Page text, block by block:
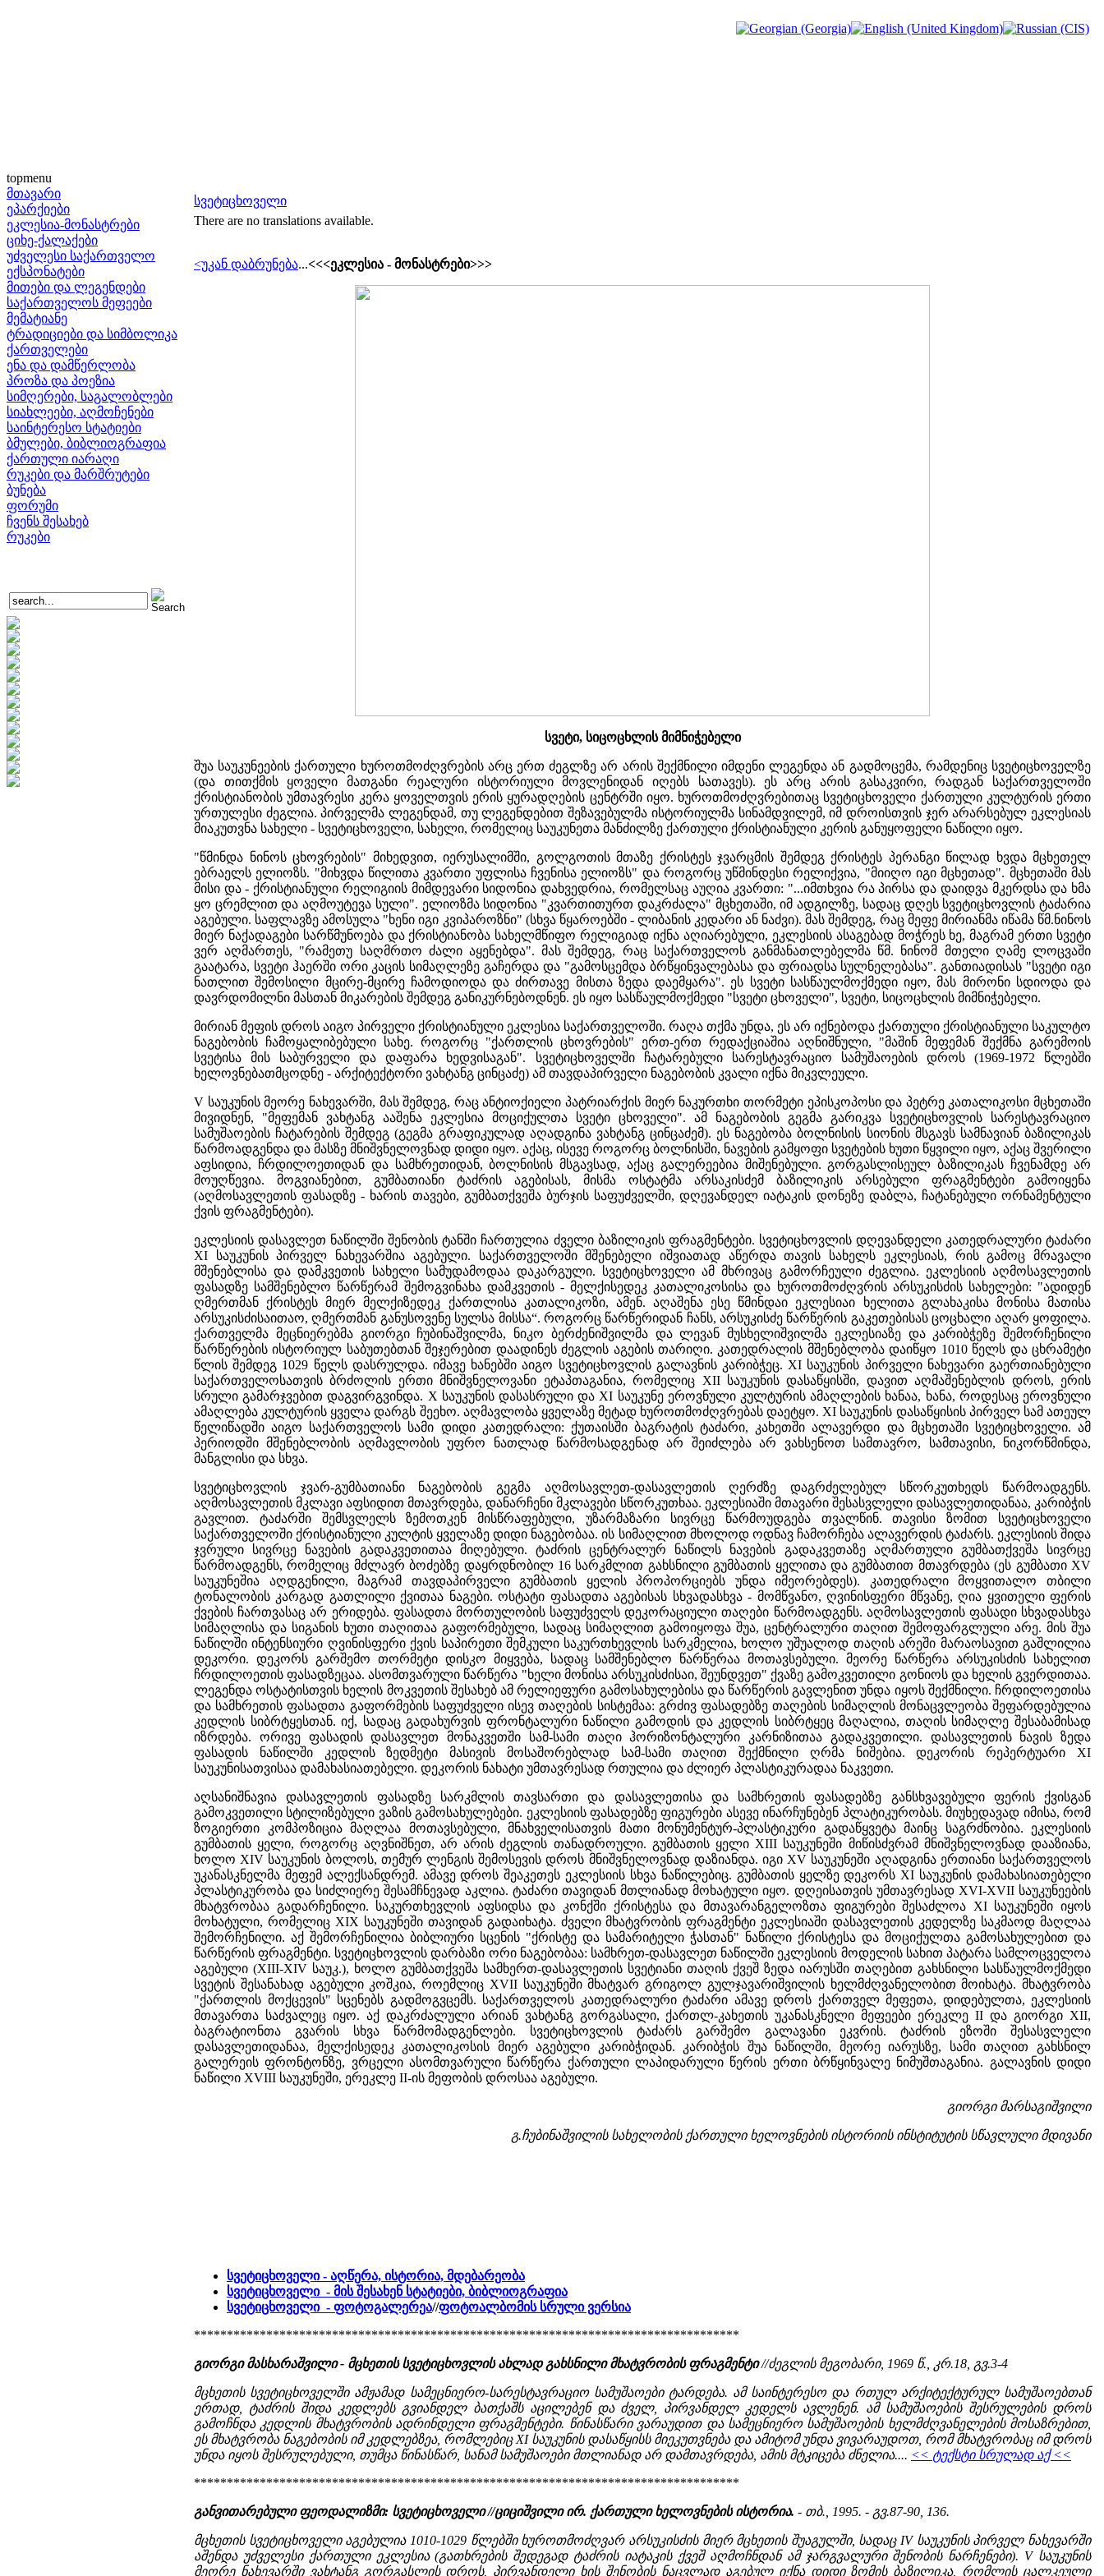
topmenu
მთავარი
ეპარქიები
ეკლესია-მონასტრები
ციხე-ქალაქები
უძველესი საქართველო
ექსპონატები
მითები და ლეგენდები
საქართველოს მეფეები
მემატიანე
ტრადიციები და სიმბოლიკა
ქართველები
ენა და დამწერლობა
პროზა და პოეზია
სიმღერები, საგალობლები
სიახლეები, აღმოჩენები
საინტერესო სტატიები
ბმულები, ბიბლიოგრაფია
ქართული იარაღი
რუკები და მარშრუტები
ბუნება
ფორუმი
ჩვენს შესახებ
რუკები
სვეტიცხოველი
There are no translations available.
<უკან დაბრუნება...<<<ეკლესია - მონასტრები>>>
სვეტი, სიცოცხლის მიმნიჭებელი
შუა საუკუნეების ქართული ხუროთმოძღვრების არც ერთ ძეგლზე არ არის შექმნილი იმდენი ლეგენდა ან გადმოცემა, რამდენიც სვეტიცხოველზე
(და თითქმის ყოველი მათგანი რეალური ისტორიული მოვლენიდან იღებს სათავეს). ეს არც არის გასაკვირი, რადგან საქართველოში
ქრისტიანობის უმთავრესი კერა ყოველთვის ერის ყურადღების ცენტრში იყო. ხუროთმოძღვრებითაც სვეტიცხოველი ქართული კულტურის ერთი
ურთულესი ძეგლია. პირველმა ლეგენდამ, თუ ლეგენდებით შეზავებულმა ისტორიულმა სინამდვილემ, იმ დროისთვის ჯერ არარსებულ ეკლესიას
მიაკუთვნა სახელი - სვეტიცხოველი, სახელი, რომელიც საუკუნეთა მანძილზე ქართული ქრისტიანული კერის განუყოფელი ნაწილი იყო.
"წმინდა ნინოს ცხოვრების" მიხედვით, იერუსალიმში, გოლგოთის მთაზე ქრისტეს ჯვარცმის შემდეგ ქრისტეს პერანგი წილად ხვდა მცხეთელ
ებრაელს ელიოზს. "მიხვდა წილითა კვართი უფლისა ჩვენისა ელიოზს" და როგორც უწმინდესი რელიქვია, "მიიღო იგი მცხეთად". მცხეთაში მას
მისი და - ქრისტიანული რელიგიის მიმდევარი სიდონია დახვედრია, რომელსაც აუღია კვართი: "...იმთხვია რა პირსა და დაიდვა მკერდსა და ხმა
ყო ცრემლით და აღმოუტევა სული". ელიოზმა სიდონია "კვართითურთ დაკრძალა" მცხეთაში, იმ ადგილზე, სადაც დღეს სვეტიცხოვლის ტაძარია
აგებული. საფლავზე ამოსულა "ხენი იგი კვიპაროზნი" (სხვა წყაროებში - ლიბანის კედარი ან ნაძვი). მას შემდეგ, რაც მეფე მირიანმა იწამა წმ.ნინოს
მიერ ნაქადაგები სარწმუნოება და ქრისტიანობა სახელმწიფო რელიგიად იქნა აღიარებული, ეკლესიის ასაგებად მოჭრეს ხე, მაგრამ ერთი სვეტი
ვერ აღმართეს, "რამეთუ საღმრთო ძალი აყენებდა". მას შემდეგ, რაც საქართველოს განმანათლებელმა წმ. ნინომ მთელი ღამე ლოცვაში
გაატარა, სვეტი ჰაერში ორი კაცის სიმაღლეზე გაჩერდა და "გამოსცემდა ბრწყინვალებასა და ფრიადსა სულნელებასა". განთიადისას "სვეტი იგი
ნათლით შემოსილი მცირე-მცირე ჩამოდიოდა და ძირთავე მისთა ზედა დაემყარა". ეს სვეტი სასწაულმოქმედი იყო, მას მირონი სდიოდა და
დავრდომილნი მასთან მიკარების შემდეგ განიკურნებოდნენ. ეს იყო სასწაულმოქმედი "სვეტი ცხოველი", სვეტი, სიცოცხლის მიმნიჭებელი.
მირიან მეფის დროს აიგო პირველი ქრისტიანული ეკლესია საქართველოში. რაღა თქმა უნდა, ეს არ იქნებოდა ქართული ქრისტიანული საკულტო
ნაგებობის ჩამოყალიბებული სახე. როგორც "ქართლის ცხოვრების" ერთ-ერთ რედაქციაშია აღნიშნული, "მაშინ მეფემან შექმნა გარემოის
სვეტისა მის საბურველი და დაფარა ხედვისაგან". სვეტიცხოველში ჩატარებული სარესტავრაციო სამუშაოების დროს (1969-1972 წლებში
ხელოვნებათმცოდნე - არქიტექტორი ვახტანგ ცინცაძე) ამ თავდაპირველი ნაგებობის კვალი იქნა მიკვლეული.
V საუკუნის მეორე ნახევარში, მას შემდეგ, რაც ანტიოქიელი პატრიარქის მიერ ნაკურთხი თორმეტი ეპისკოპოსი და პეტრე კათალიკოსი მცხეთაში
მივიდნენ, "მეფემან ვახტანგ ააშენა ეკლესია მოციქულთა სვეტი ცხოველი". ამ ნაგებობის გეგმა გარიკვა სვეტიცხოვლის სარესტავრაციო
სამუშაოების ჩატარების შემდეგ (გეგმა გრაფიკულად აღადგინა ვახტანგ ცინცაძემ). ეს ნაგებობა ბოლნისის სიონის მსგავს სამნავიან ბაზილიკას
წარმოადგენდა და მასზე მნიშვნელოვნად დიდი იყო. აქაც, ისევე როგორც ბოლნისში, ნავების გამყოფი სვეტების ხუთი წყვილი იყო, აქაც შვერილი
აფსიდია, ჩრდილოეთიდან და სამხრეთიდან, ბოლნისის მსგავსად, აქაც გალერეებია მიშენებული. გორგასლისეულ ბაზილიკას ჩვენამდე არ
მოუღწევია. მოგვიანებით, გუმბათიანი ტაძრის აგებისას, მისმა ოსტატმა არსაკისძემ ბაზილიკის არსებული ფრაგმენტები გამოიყენა
(აღმოსავლეთის ფასადზე - ხარის თავები, გუმბათქვეშა ბურჯის საფუძველში, დღევანდელ იატაკის დონეზე დაბლა, ჩატანებული ორნამენტული
ქვის ფრაგმენტები).
ეკლესიის დასავლეთ ნაწილში შენობის ტანში ჩართულია ძველი ბაზილიკის ფრაგმენტები. სვეტიცხოვლის დღევანდელი კათედრალური ტაძარი
XI საუკუნის პირველ ნახევარშია აგებული. საქართველოში მშენებელი იშვიათად აწერდა თავის სახელს ეკლესიას, რის გამოც მრავალი
მშენებლისა და დამკვეთის სახელი სამუდამოდაა დაკარგული. სვეტიცხოველი ამ მხრივაც გამორჩეული ძეგლია. ეკლესიის აღმოსავლეთის
ფასადზე სამშენებლო წარწერამ შემოგვინახა დამკვეთის - მელქისედეკ კათალიკოსისა და ხუროთმოძღვრის არსუკისძის სახელები: "ადიდენ
ღმერთმან ქრისტეს მიერ მელქიზედეკ ქართლისა კათალიკოზი, ამენ. აღაშენა ესე წმინდაი ეკლესიაი ხელითა გლახაკისა მონისა მათისა
არსუკისძისაითაო, ღმერთმან განუსოვენე სულსა მისსა“. როგორც წარწერიდან ჩანს, არსუკისძე წარწერის გაკეთებისას ცოცხალი აღარ ყოფილა.
ქართველმა მეცნიერებმა გიორგი ჩუბინაშვილმა, ნიკო ბერძენიშვილმა და ლევან მუსხელიშვილმა ეკლესიაზე და კარიბჭეზე შემორჩენილი
წარწერების ისტორიულ საბუთებთან შეჯერებით დაადინეს ძეგლის აგების თარიღი. კათედრალის მშენებლობა დაიწყო 1010 წელს და ცხრამეტი
წლის შემდეგ 1029 წელს დასრულდა. იმავე ხანებში აიგო სვეტიცხოვლის გალავნის კარიბჭეც. XI საუკუნის პირველი ნახევარი გაერთიანებული
საქართველოსათვის ბრძოლის ერთი მნიშვნელოვანი ეტაპთაგანია, რომელიც XII საუკუნის დასაწყისში, დავით აღმაშენებლის დროს, ერის
სრული გამარჯვებით დაგვირგვინდა. X საუკუნის დასასრული და XI საუკუნე ეროვნული კულტურის ამაღლების ხანაა, ხანა, როდესაც ეროვნული
ამაღლება კულტურის ყველა დარგს შეეხო. აღმავლობა ყველაზე მეტად ხუროთმოძღვრებას დაეტყო. XI საუკუნის დასაწყისის პირველ სამ ათეულ
წელიწადში აიგო საქართველოს სამი დიდი კათედრალი: ქუთაისში ბაგრატის ტაძარი, კახეთში ალავერდი და მცხეთაში სვეტიცხოველი. ამ
პერიოდში მშენებლობის აღმავლობის უფრო ნათლად წარმოსადგენად არ შეიძლება არ ვახსენოთ სამთავრო, სამთავისი, ნიკორწმინდა,
მანგლისი და სხვა.
სვეტიცხოვლის ჯვარ-გუმბათიანი ნაგებობის გეგმა აღმოსავლეთ-დასავლეთის ღერძზე დაგრძელებულ სწორკუთხედს წარმოადგენს.
აღმოსავლეთის მკლავი აფსიდით მთავრდება, დანარჩენი მკლავები სწორკუთხაა. ეკლესიაში მთავარი შესასვლელი დასავლეთიდანაა, კარიბჭის
გავლით. ტაძარში შემსვლელს ზემოთკენ მისწრაფებული, უზარმაზარი სივრცე წარმოუდგება თვალწინ. თავისი ზომით სვეტიცხოველი
საქართველოში ქრისტიანული კულტის ყველაზე დიდი ნაგებობაა. ის სიმაღლით მხოლოდ ოდნავ ჩამორჩება ალავერდის ტაძარს. ეკლესიის შიდა
ჯვრული სივრცე ნავების გადაკვეთითაა მიღებული. ტაძრის ცენტრალურ ნაწილს ნავების გადაკვეთაზე აღმართული გუმბათქვეშა სივრცე
წარმოადგენს, რომელიც მძლავრ ბოძებზე დაყრდნობილ 16 სარკმლით გახსნილი გუმბათის ყელითა და გუმბათით მთავრდება (ეს გუმბათი XV
საუკუნეშია აღდგენილი, მაგრამ თავდაპირველი გუმბათის ყელის პროპორციებს უნდა იმეორებდეს). კათედრალი მოყვითალო თბილი
ტონალობის კარგად გათლილი ქვითაა ნაგები. ოსტატი ფასადთა აგებისას სხვადასხვა - მომწვანო, ღვინისფერი მწვანე, ღია ყვითელი ფერის
ქვების ჩართვასაც არ ერიდება. ფასადთა მორთულობის საფუძველს დეკორაციული თაღები წარმოადგენს. აღმოსავლეთის ფასადი სხვადასხვა
სიმაღლისა და სიგანის ხუთი თაღითაა გაფორმებული, სადაც სიმაღლით გამოიყოფა შუა, ცენტრალური თაღით შემოფარგლული არე. მის შუა
ნაწილში ინტენსიური ღვინისფერი ქვის საპირეთი შემკული საკურთხევლის სარკმელია, ხოლო უშუალოდ თაღის არეში მარაოსავით გაშლილია
დეკორი. დეკორს გარშემო თორმეტი დისკო მიყვება, სადაც სამშენებლო წარწერაა მოთავსებული. მეორე წარწერა არსუკისძის სახელით
ჩრდილოეთის ფასადზეცაა. ასომთვარული წარწერა "ხელი მონისა არსუკისძისაი, შეუნდვეთ" ქვაზე გამოკვეთილი გონიოს და ხელის გვერდითაა.
ლეგენდა ოსტატისთვის ხელის მოკვეთის შესახებ ამ რელიეფური გამოსახულებისა და წარწერის გავლენით უნდა იყოს შექმნილი. ჩრდილოეთისა
და სამხრეთის ფასადთა გაფორმების საფუძველი ისევ თაღების სისტემაა: გრძივ ფასადებზე თაღების სიმაღლის მონაცვლეობა შეფარდებულია
კედლის სიბრტყესთან. იქ, სადაც გადახურვის ფრონტალური ნაწილი გამოდის და კედლის სიბრტყეც მაღალია, თაღის სიმაღლე შესაბამისად
იზრდება. ორივე ფასადის დასავლეთ მონაკვეთში სამ-სამი თაღი ჰორიზონტალური კარნიზითაა გადაკვეთილი. დასავლეთის ნავის ზედა
ფასადის ნაწილში კედლის ზედმეტი მასივის მოსაშორებლად სამ-სამი თაღით შექმნილი ღრმა ნიშებია. დეკორის რეპერტუარი XI
საუკუნისათვისაა დამახასიათებელი. დეკორის ნახატი უმთავრესად რთულია და ძლიერ პლასტიკურადაა ნაკვეთი.
აღსანიშნავია დასავლეთის ფასადზე სარკმლის თავსართი და დასავლეთისა და სამხრეთის ფასადებზე განსხვავებული ფერის ქვისგან
გამოკვეთილი სტილიზებული ვაზის გამოსახულებები. ეკლესიის ფასადებზე ფიგურები ასევე ინარჩუნებენ პლატიკურობას. მიუხედავად იმისა, რომ
ზოგიერთი კომპოზიცია მაღლაა მოთავსებული, მნახველისათვის მათი მონუმენტურ-პლასტიკური გადაწყვეტა მაინც საგრძნობია. ეკლესიის
გუმბათის ყელი, როგორც აღვნიშნეთ, არ არის ძეგლის თანადროული. გუმბათის ყელი XIII საუკუნეში მიწისძვრამ მნიშვნელოვნად დააზიანა,
ხოლო XIV საუკუნის ბოლოს, თემურ ლენგის შემოსევის დროს მნიშვნელოვნად დაზიანდა. იგი XV საუკუნეში აღადგინა ერთიანი საქართველოს
უკანასკნელმა მეფემ ალექსანდრემ. ამავე დროს შეაკეთეს ეკლესიის სხვა ნაწილებიც. გუმბათის ყელზე დეკორს XI საუკუნის დამახასიათებელი
პლასტიკურობა და სიძლიერე შესამჩნევად აკლია. ტაძარი თავიდან მთლიანად მოხატული იყო. დღეისათვის უმთავრესად XVI-XVII საუკუნეების
მხატვრობაა გადარჩენილი. საკურთხევლის აფსიდსა და კონქში ქრისტესა და მთავარანგელოზთა ფიგურები შესაძლოა XI საუკუნეში იყოს
მოხატული, რომელიც XIX საუკუნეში თავიდან გადაიხატა. ძველი მხატვრობის ფრაგმენტი ეკლესიაში დასავლეთის კედელზე საკმაოდ მაღლაა
შემორჩენილი. აქ შემორჩენილია ბიბლიური სცენის "ქრისტე და სამარიტელი ჭასთან" ნაწილი ქრისტესა და მოციქულთა გამოსახულებით და
წარწერის ფრაგმენტი. სვეტიცხოვლის დარბაზი ორი ნაგებობაა: სამხრეთ-დასავლეთ ნაწილში ეკლესიის მოდელის სახით პატარა სამლოცველოა
აგებული (XIII-XIV საუკ.), ხოლო გუმბათქვეშა სამხერთ-დასავლეთის სვეტიანი თაღის ქვეშ ზედა იარუსში თაღებით გახსნილი სასწაულმოქმედი
სვეტის შესანახად აგებული კოშკია, როემლიც XVII საუკუნეში მხატვარ გრიგოლ გულჯავარიშვილის ხელმძღვანელობით მოიხატა. მხატვრობა
"ქართლის მოქცევის" სცენებს გადმოგვცემს. საქართველოს კათედრალური ტაძარი ამავე დროს ქართველ მეფეთა, დიდებულთა, ეკლესიის
მთავართა საძვალეც იყო. აქ დაკრძალული არიან ვახტანგ გორგასალი, ქართლ-კახეთის უკანასკნელი მეფეები ერეკლე II და გიორგი XII,
ბაგრატიონთა გვარის სხვა წარმომადგენლები. სვეტიცხოვლის ტაძარს გარშემო გალავანი ეკვრის. ტაძრის ეზოში შესასვლელი
დასავლეთიდანაა, მელქისედეკ კათალიკოსის მიერ აგებული კარიბჭიდან. კარიბჭის შუა ნაწილში, მეორე იარუსზე, სამი თაღით გახსნილ
გალერეის ფრონტონზე, ვრცელი ასომთვარული წარწერა ქართული ლაპიდარული წერის ერთი ბრწყინვალე ნიმუშთაგანია. გალავნის დიდი
ნაწილი XVIII საუკუნეში, ერეკლე II-ის მეფობის დროსაა აგებული.
გიორგი მარსაგიშვილი
გ.ჩუბინაშვილის სახელობის ქართული ხელოვნების ისტორიის ინსტიტუტის სწავლული მდივანი
სვეტიცხოველი - აღწერა, ისტორია, მდებარეობა
სვეტიცხოველი - მის შესახენ სტატიები, ბიბლიოგრაფია
სვეტიცხოველი - ფოტოგალერეა//ფოტოალბომის სრული ვერსია
***********************************************************************************
გიორგი მასხარაშვილი - მცხეთის სვეტიცხოვლის ახლად გახსნილი მხატვრობის ფრაგმენტი//ძეგლის მეგობარი, 1969 წ., კრ.18, გვ.3-4
მცხეთის სვეტიცხოველში ამჟამად სამეცნიერო-სარესტავრაციო სამუშაოები ტარდება. ამ საინტერესო და რთულ არქიტექტურულ სამუშაოებთან
ერთად, ტაძრის შიდა კედლებს გვიანდელ ბათქაშს აცილებენ და ძველ, პირვანდელ კედელს ავლენენ. ამ სამუშაოების შესრულების დროს
გამოჩნდა კედლის მხატვრობის ადრინდელი ფრაგმენტები. წინასწარი ვარაუდით და სამეცნიერო სამუშაოების ხელმძღვანელების მოსაზრებით,
ეს მხატვრობა ნაგებობის იმ კედლებზეა, რომლებიც XI საუკუნის დასაწყისს მიეკუთვნება და ამიტომ უნდა ვივარაუდოთ, რომ მხატვრობაც იმ დროს
უნდა იყოს შესრულებული, თუმცა წინასწარ, სანამ სამუშაოები მთლიანად არ დამთავრდება, ამის მტკიცება ძნელია.... << ტექსტი სრულად აქ <<
***********************************************************************************
განვითარებული ფეოდალიზმი: სვეტიცხოველი //ციციშვილი ირ. ქართული ხელოვნების ისტორია. - თბ., 1995. - გვ.87-90, 136.
მცხეთის სვეტიცხოველი აგებულია 1010-1029 წლებში ხუროთმოძღვარ არსუკისძის მიერ მცხეთის შუაგულში, სადაც IV საუკუნის პირველ ნახევარში
აშენდა უძველესი ქართული ეკლესია (გათხრების შედეგად ტაძრის იატაკის ქვეშ აღმოჩნდან ამ ჯარგვალური შენობის ნარჩენები). V საუკუნის
მეორე ნახევარში ვახტანგ გორგასლის დროს, პირვანდელი ხის შენობის ნაცვლად აგებულ იქნა დიდი ზომის ბაზილიკა, რომლის ცალკეული